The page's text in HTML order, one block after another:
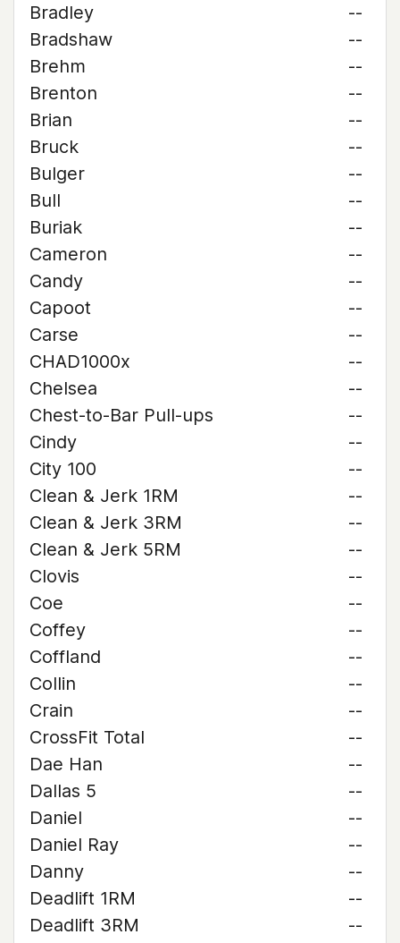
Bradley
--
Bradshaw
--
Brehm
--
Brenton
--
Brian
--
Bruck
--
Bulger
--
Bull
--
Buriak
--
Cameron
--
Candy
--
Capoot
--
Carse
--
CHAD1000x
--
Chelsea
--
Chest-to-Bar Pull-ups
--
Cindy
--
City 100
--
Clean & Jerk 1RM
--
Clean & Jerk 3RM
--
Clean & Jerk 5RM
--
Clovis
--
Coe
--
Coffey
--
Coffland
--
Collin
--
Crain
--
CrossFit Total
--
Dae Han
--
Dallas 5
--
Daniel
--
Daniel Ray
--
Danny
--
Deadlift 1RM
--
Deadlift 3RM
--